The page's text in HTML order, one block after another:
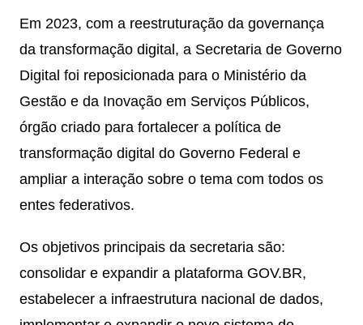
Em 2023, com a reestruturação da governança
da transformação digital, a Secretaria de Governo
Digital foi reposicionada para o Ministério da
Gestão e da Inovação em Serviços Públicos,
órgão criado para fortalecer a política de
transformação digital do Governo Federal e
ampliar a interação sobre o tema com todos os
entes federativos.
Os objetivos principais da secretaria são:
consolidar e expandir a plataforma GOV.BR,
estabelecer a infraestrutura nacional de dados,